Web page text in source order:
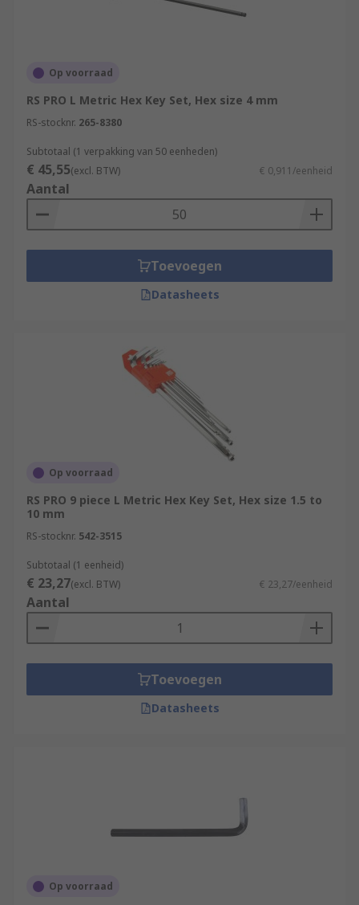
Op voorraad
RS PRO L Metric Hex Key Set, Hex size 4 mm
RS-stocknr. 265-8380
Subtotaal (1 verpakking van 50 eenheden)
€ 45,55(excl. BTW) € 0,911/eenheid
Aantal
Toevoegen
Datasheets
Op voorraad
RS PRO 9 piece L Metric Hex Key Set, Hex size 1.5 to
10 mm
RS-stocknr. 542-3515
Subtotaal (1 eenheid)
€ 23,27(excl. BTW) € 23,27/eenheid
Aantal
Toevoegen
Datasheets
Op voorraad